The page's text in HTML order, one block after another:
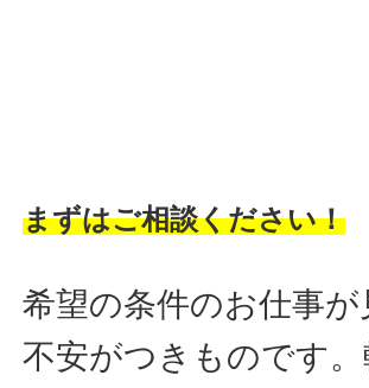
まずはご相談ください！
希望の条件のお仕事
不安がつきものです